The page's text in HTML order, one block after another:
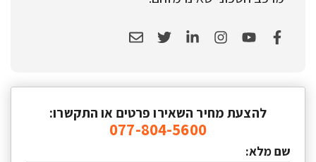
להצעת מחיר השאירו פרטים או התקשרו:
077-804-5600
שם מלא: